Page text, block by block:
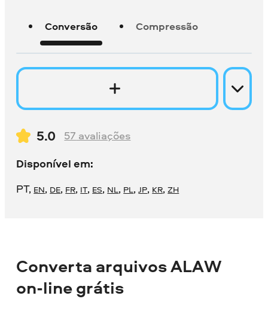
Conversão Compressão
5.0 57 avaliações
Disponível em:
PT, EN, DE, FR, IT, ES, NL, PL,JP, KR,ZH
Converta arquivos ALAW
on-line grátis